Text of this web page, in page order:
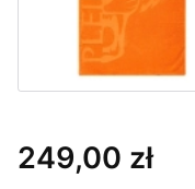
Cena
249,00 zł